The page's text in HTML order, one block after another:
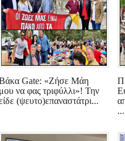
Gate: «Ζήσε Μάη
μου να φας τριφύλλι»! Την
(ψευτο)επαναστάτρι...
...